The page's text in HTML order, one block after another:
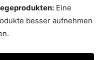
Eine
besser aufnehmen